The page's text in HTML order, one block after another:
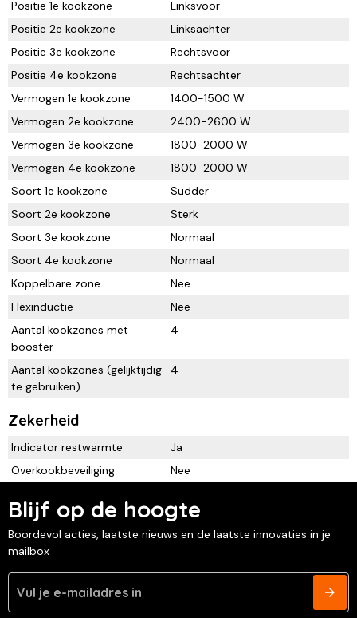
Positie 1e kookzone
Linksvoor
Positie 2e kookzone
Linksachter
Positie 3e kookzone
Rechtsvoor
Positie 4e kookzone
Rechtsachter
Vermogen 1e kookzone
1400-1500 W
Vermogen 2e kookzone
2400-2600 W
Vermogen 3e kookzone
1800-2000 W
Vermogen 4e kookzone
1800-2000 W
Soort 1e kookzone
Sudder
Soort 2e kookzone
Sterk
Soort 3e kookzone
Normaal
Soort 4e kookzone
Normaal
Koppelbare zone
Nee
Flexinductie
Nee
Aantal kookzones met
booster
4
Aantal kookzones (gelijktijdig
te gebruiken)
4
Zekerheid
Indicator restwarmte
Ja
Overkookbeveiliging
Nee
Blijf op de hoogte
Boordevol acties, laatste nieuws en de laatste innovaties in je
mailbox